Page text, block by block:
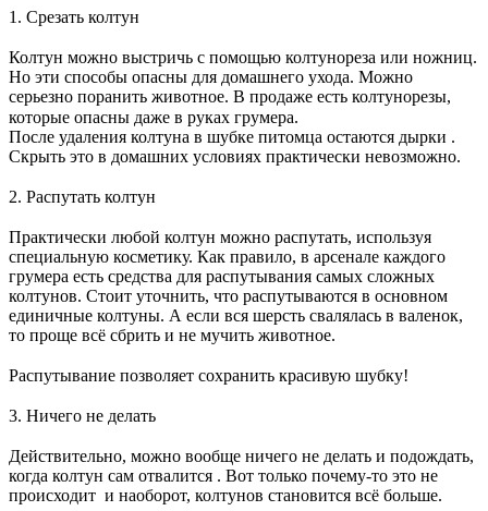
1. Срезать колтун
Колтун можно выстричь с помощью колтунореза или ножниц.
Но эти способы опасны для домашнего ухода. Можно
серьезно поранить животное. В продаже есть колтунорезы,
которые опасны даже в руках грумера. ⠀
После удаления колтуна в шубке питомца остаются дырки .
Скрыть это в домашних условиях практически невозможно.
2. Распутать колтун
Практически любой колтун можно распутать, используя
специальную косметику. Как правило, в арсенале каждого
грумера есть средства для распутывания самых сложных
колтунов. Стоит уточнить, что распутываются в основном
единичные колтуны. А если вся шерсть свалялась в валенок,
то проще всё сбрить и не мучить животное.
Распутывание позволяет сохранить красивую шубку!
3. Ничего не делать
Действительно, можно вообще ничего не делать и подождать,
когда колтун сам отвалится . Вот только почему-то это не
происходит и наоборот, колтунов становится всё больше.